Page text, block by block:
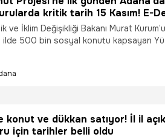
kritik tarih 15 Kasım! E-
tarihleri belli oldu
ve İklim Değişikliği Bakanı Murat
ilde 500 bin sosyal konutu kapsayan
tam 936 bin 159 vatandaş
konut ve dükkan satıyor! İl il
için tarihler belli oldu